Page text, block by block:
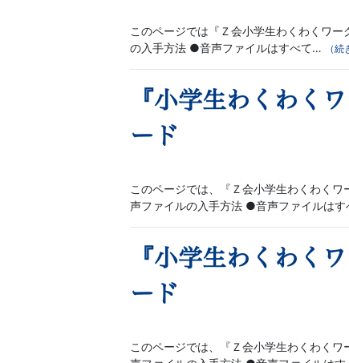
このページでは『Ｚ会小学生わくわくワ
の入手方法 ●音声ファイルはすべて…
（続
『小学生わくわく
ード
このページでは、『Ｚ会小学生わくわく
声ファイルの入手方法 ●音声ファイルは
『小学生わくわく
ード
このページでは、『Ｚ会小学生わくわく